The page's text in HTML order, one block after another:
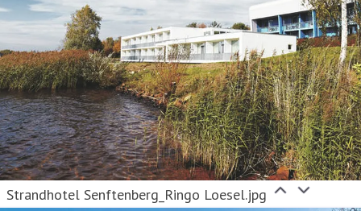
Strandhotel Senftenberg_Ringo Loesel.jpg